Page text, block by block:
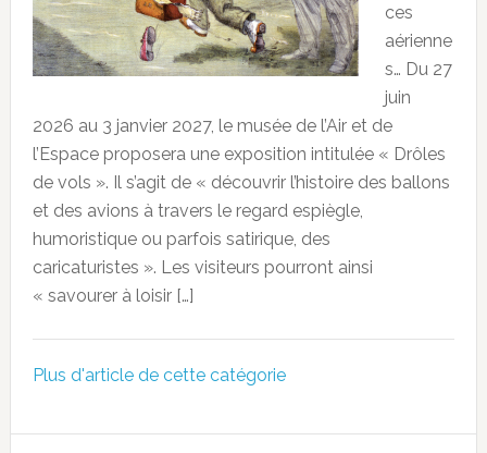
ces
aérienne
s… Du 27
juin
2026 au 3 janvier 2027, le musée de l’Air et de
l’Espace proposera une exposition intitulée « Drôles
de vols ». Il s’agit de « découvrir l’histoire des ballons
et des avions à travers le regard espiègle,
humoristique ou parfois satirique, des
caricaturistes ». Les visiteurs pourront ainsi
« savourer à loisir […]
Plus d'article de cette catégorie